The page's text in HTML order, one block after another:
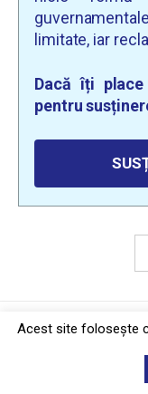
limitate, iar
Dacă îți
pentru
Acest site foloseşte